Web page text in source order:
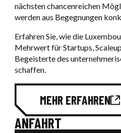
nächsten chancenreichen
werden aus Begegnungen
Erfahren Sie, wie die
Mehrwert für Startups,
Begeisterte des
schaffen.
MEHR ERFAHREN
ANFAHRT